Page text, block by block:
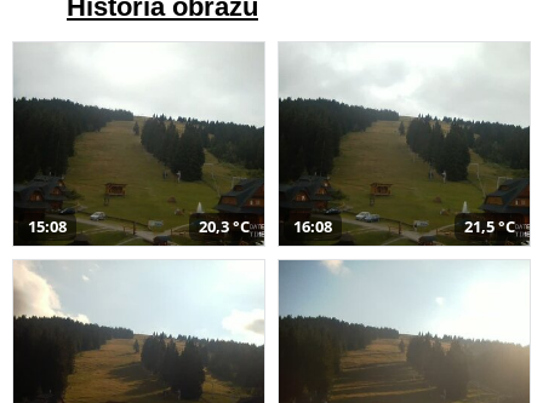
Historia obrazu
15:08 20,3 °C 16:08 21,5 °C